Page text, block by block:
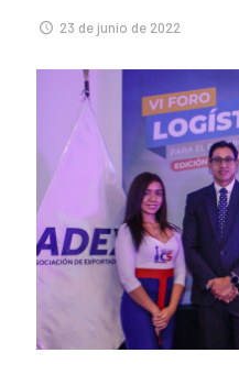
23 de junio de 2022